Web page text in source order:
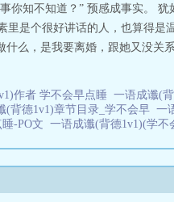
你知不知道？” 预感成事实。
里是个很好讲话的人，也算得是
什么，是我要离婚，跟她又没关
作者 学不会早点睡 一语成谶(
(背德1v1)章节目录_学不会早 一
-PO文 一语成谶(背德1v1)(学不